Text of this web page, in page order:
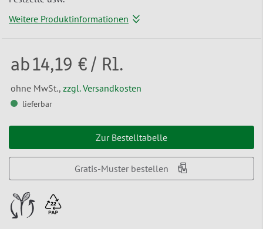
Weitere Produktinformationen
ab14,19 € / Rl.
ohne MwSt., zzgl. Versandkosten
lieferbar
Zur Bestelltabelle
Gratis-Muster bestellen